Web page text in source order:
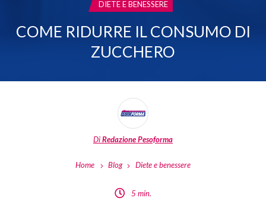
CATEGORIA:
DIETE E BENESSERE
COME RIDURRE IL CONSUMO DI
ZUCCHERO
DiRedazione Pesoforma
Home Blog Diete e benessere
5 min.